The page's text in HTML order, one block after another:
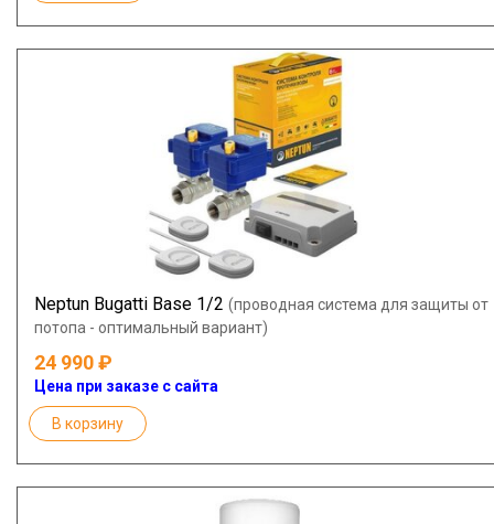
Neptun Bugatti Base 1/2 (проводная система для защиты от
потопа - оптимальный вариант)
24 990
Цена при заказе с сайта
В корзину